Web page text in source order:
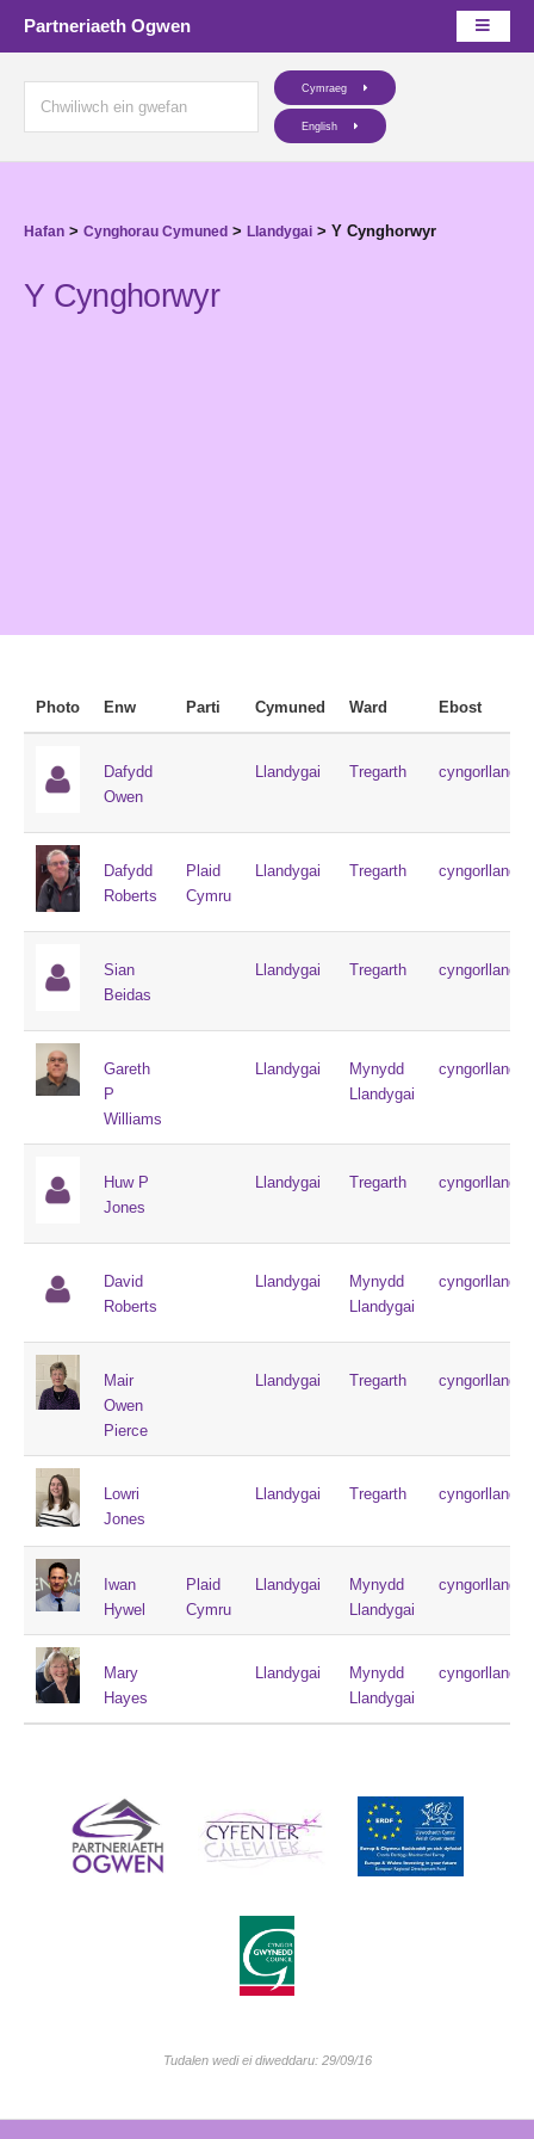
Partneriaeth Ogwen
Cymraeg
English
Hafan > Cynghorau Cymuned > Llandygai > Y Cynghorwyr
Y Cynghorwyr
Photo Enw Parti Cymuned Ward Ebost
Dafydd
Owen
Llandygai Tregarth
Dafydd
Roberts
Plaid
Cymru
Llandygai Tregarth
Sian
Beidas
Llandygai Tregarth
Gareth
P
Williams
Llandygai
Mynydd
Llandygai
Huw P
Jones
Llandygai Tregarth
David
Roberts
Llandygai
Mynydd
Llandygai
Mair
Owen
Pierce
Llandygai Tregarth
Lowri
Jones
Llandygai Tregarth
Iwan
Hywel
Plaid
Cymru
Llandygai
Mynydd
Llandygai
Mary
Hayes
Llandygai
Mynydd
Llandygai
Tudalen wedi ei diweddaru: 29/09/16